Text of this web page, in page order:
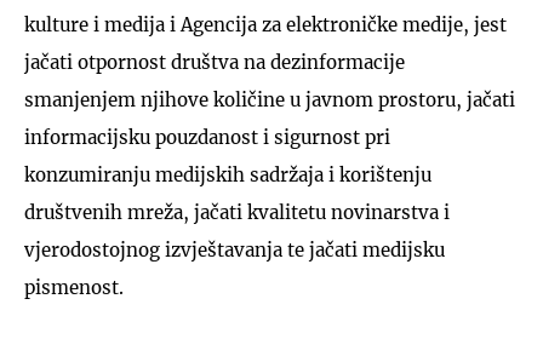
kulture i medija i Agencija za elektroničke medije, jest
jačati otpornost društva na dezinformacije
smanjenjem njihove količine u javnom prostoru, jačati
informacijsku pouzdanost i sigurnost pri
konzumiranju medijskih sadržaja i korištenju
društvenih mreža, jačati kvalitetu novinarstva i
vjerodostojnog izvještavanja te jačati medijsku
pismenost.